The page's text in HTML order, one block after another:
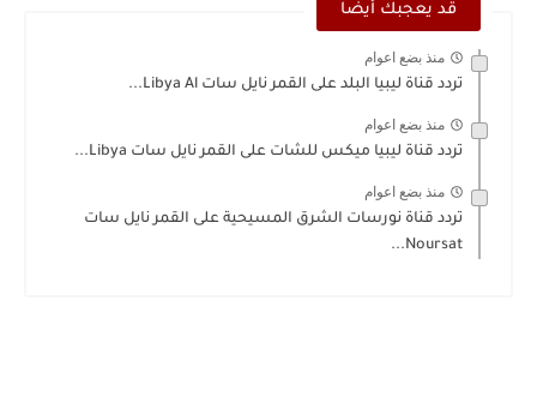
قد يعجبك أيضًا
منذ بضع اعوام
تردد قناة ليبيا البلد على القمر نايل سات Libya Al...
منذ بضع اعوام
تردد قناة ليبيا ميكس للشات على القمر نايل سات Libya...
منذ بضع اعوام
تردد قناة نورسات الشرق المسيحية على القمر نايل سات
Noursat...